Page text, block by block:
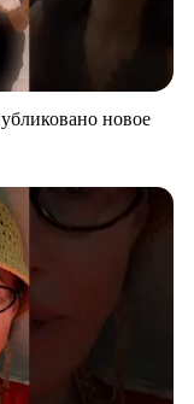
новое